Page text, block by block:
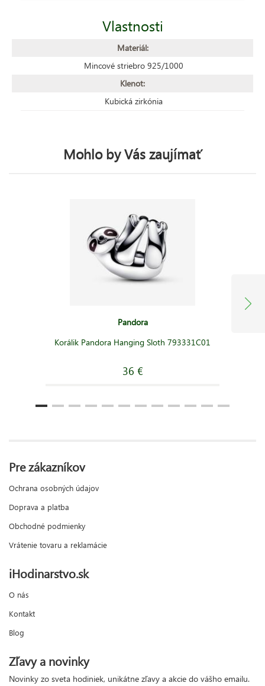
Vlastnosti
Materiál:
Mincové striebro 925/1000
Klenot:
Kubická zirkónia
Mohlo by Vás zaujímať
Pandora
Korálik Pandora Hanging Sloth 793331C01
36 €
Pre zákazníkov
Ochrana osobných údajov
Doprava a platba
Obchodné podmienky
Vrátenie tovaru a reklamácie
iHodinarstvo.sk
O nás
Kontakt
Blog
Zľavy a novinky
Novinky zo sveta hodiniek, unikátne zľavy a akcie do vášho emailu.